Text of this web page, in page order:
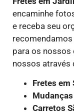
encaminhe
e receba seu
para os nossos
nossos através
Fretes em
Carretos